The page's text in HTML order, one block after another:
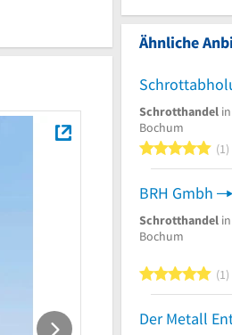
Ähnliche
Schrotthandel in
Bochum
5
1
BRH Gmbh
Schrotthandel in
Bochum
5
1
Der Metall